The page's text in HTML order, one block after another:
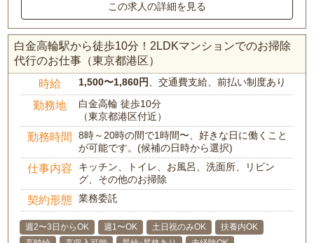
この求人の詳細を見る
白金高輪駅から徒歩10分！2LDKマンションでのお掃除
代行のお仕事（東京都港区）
時給 1,500〜1,860円、交通費支給、前払い制度あり
勤務地
白金高輪 徒歩10分
（東京都港区付近）
勤務時間
8時～20時の間で1時間〜、好きな日に働くこと
が可能です。(候補の日時から選択)
仕事内容
キッチン、トイレ、お風呂、洗面所、リビン
グ、その他のお掃除
契約形態 業務委託
週2〜3日からOK 週1〜OK 土日祝のみOK
扶養内OK